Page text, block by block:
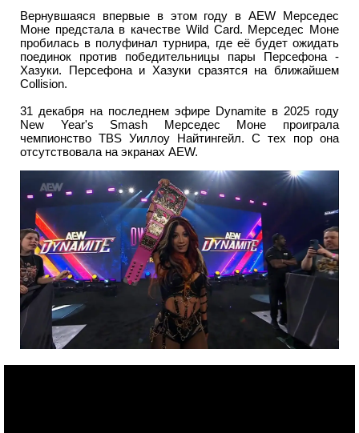
Вернувшаяся впервые в этом году в AEW Мерседес
Моне предстала в качестве Wild Card. Мерседес Моне
пробилась в полуфинал турнира, где её будет ожидать
поединок против победительницы пары Персефона -
Хазуки. Персефона и Хазуки сразятся на ближайшем
Collision.
31 декабря на последнем эфире Dynamite в 2025 году
New Year's Smash Мерседес Моне проиграла
чемпионство TBS Уиллоу Найтингейл. С тех пор она
отсутствовала на экранах AEW.